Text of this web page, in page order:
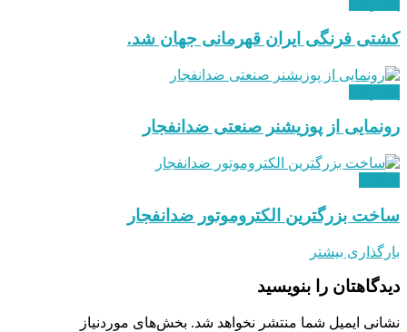
کشتی فرنگی ایران قهرمانی جهان شد.
رونمایی از پوزیشنر صنعتی ضدانفجار
ساخت بزرگترین الکتروموتور ضدانفجار
بارگذاری بیشتر
دیدگاهتان را بنویسید
نشانی ایمیل شما منتشر نخواهد شد. بخش‌های موردنیاز